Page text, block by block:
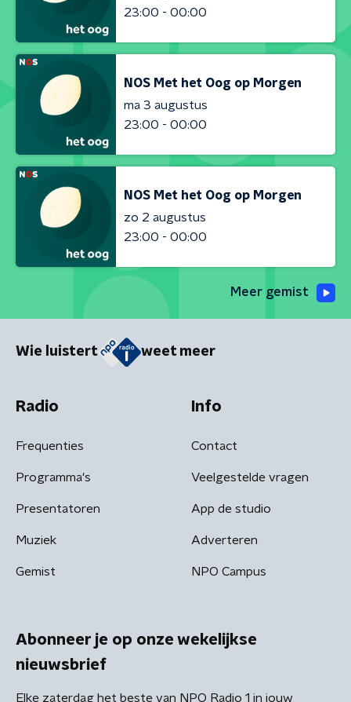
23:00 - 00:00
NOS Met het Oog op Morgen
ma 3 augustus
23:00 - 00:00
NOS Met het Oog op Morgen
zo 2 augustus
23:00 - 00:00
Meer gemist
Wie luistert weet meer
Radio
Frequenties
Programma's
Presentatoren
Muziek
Gemist
Info
Contact
Veelgestelde vragen
App de studio
Adverteren
NPO Campus
Abonneer je op onze wekelijkse
nieuwsbrief
Elke zaterdag het beste van NPO Radio 1 in jouw